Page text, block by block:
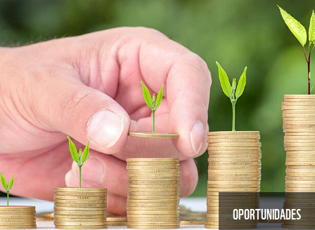
OPORTUNIDADES